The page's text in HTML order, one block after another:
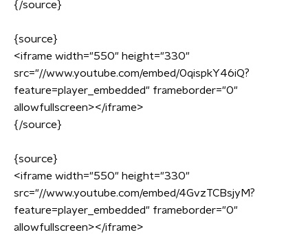
{/source}
{source}
<iframe width="550" height="330"
src="//www.youtube.com/embed/0qispkY46iQ?
feature=player_embedded" frameborder="0"
allowfullscreen></iframe>
{/source}
{source}
<iframe width="550" height="330"
src="//www.youtube.com/embed/4GvzTCBsjyM?
feature=player_embedded" frameborder="0"
allowfullscreen></iframe>